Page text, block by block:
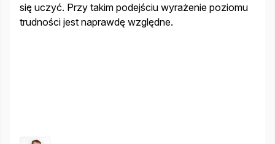
się uczyć. Przy takim podejściu wyrażenie poziomu
trudności jest naprawdę względne.